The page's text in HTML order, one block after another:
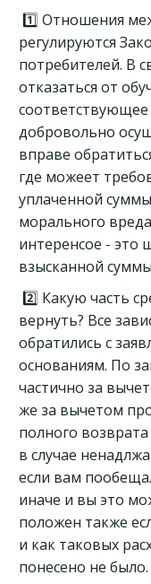
1️⃣ Отношения
регулируются
потребителей. В
отказаться от
соответствующее
добровольно
вправе
где можеет
уплаченной
морального
интеренсое - это
взысканной
2️⃣ Какую часть
вернуть? Все
обратились с
основаниям. По
частично за
же за вычетом
полного
в случае
если вам
иначе и вы это
положен также
и как таковых
понесено не было.